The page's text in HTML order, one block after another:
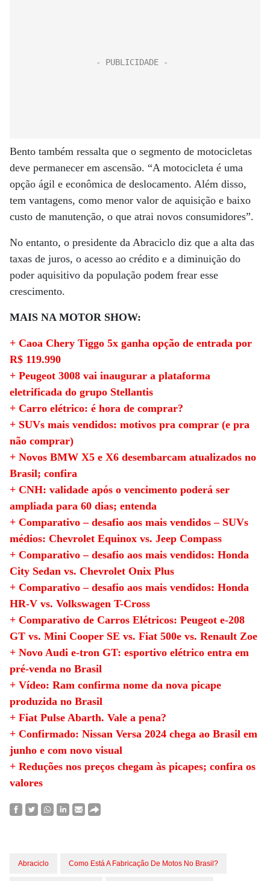
Bento também ressalta que o segmento de motocicletas
deve permanecer em ascensão. “A motocicleta é uma
opção ágil e econômica de deslocamento. Além disso,
tem vantagens, como menor valor de aquisição e baixo
custo de manutenção, o que atrai novos consumidores”.
No entanto, o presidente da Abraciclo diz que a alta das
taxas de juros, o acesso ao crédito e a diminuição do
poder aquisitivo da população podem frear esse
crescimento.
MAIS NA MOTOR SHOW:
+ Caoa Chery Tiggo 5x ganha opção de entrada por
R$ 119.990
+ Peugeot 3008 vai inaugurar a plataforma
eletrificada do grupo Stellantis
+ Carro elétrico: é hora de comprar?
+ SUVs mais vendidos: motivos pra comprar (e pra
não comprar)
+ Novos BMW X5 e X6 desembarcam atualizados no
Brasil; confira
+ CNH: validade após o vencimento poderá ser
ampliada para 60 dias; entenda
+ Comparativo – desafio aos mais vendidos – SUVs
médios: Chevrolet Equinox vs. Jeep Compass
+ Comparativo – desafio aos mais vendidos: Honda
City Sedan vs. Chevrolet Onix Plus
+ Comparativo – desafio aos mais vendidos: Honda
HR-V vs. Volkswagen T-Cross
+ Comparativo de Carros Elétricos: Peugeot e-208
GT vs. Mini Cooper SE vs. Fiat 500e vs. Renault Zoe
+ Novo Audi e-tron GT: esportivo elétrico entra em
pré-venda no Brasil
+ Vídeo: Ram confirma nome da nova picape
produzida no Brasil
+ Fiat Pulse Abarth. Vale a pena?
+ Confirmado: Nissan Versa 2024 chega ao Brasil em
junho e com novo visual
+ Reduções nos preços chegam às picapes; confira os
valores
Abraciclo Como Está A Fabricação De Motos No Brasil?